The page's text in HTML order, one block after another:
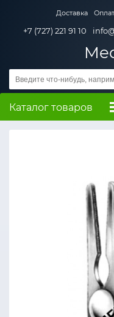
Доставка
+7 (727) 221 91 10
Каталог товаров